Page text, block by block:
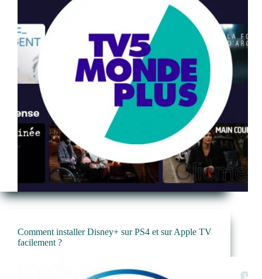
Comment installer Disney+ sur PS4 et sur Apple TV
facilement ?